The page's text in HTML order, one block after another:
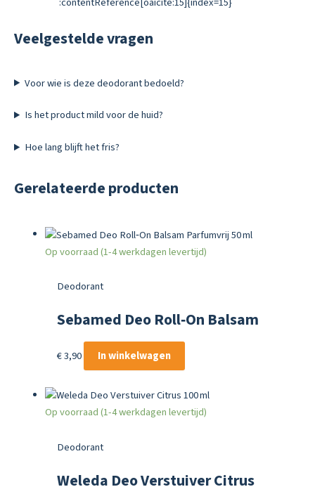
Veelgestelde vragen
Voor wie is deze deodorant bedoeld?
Is het product mild voor de huid?
Hoe lang blijft het fris?
Gerelateerde producten
Op voorraad (1-4 werkdagen levertijd)
Deodorant
Sebamed Deo Roll‑On Balsam
Parfumvrij 50 ml
€3,90 In winkelwagen
Op voorraad (1-4 werkdagen levertijd)
Deodorant
Weleda Deo Verstuiver Citrus